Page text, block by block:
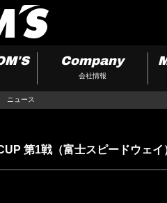
Company
会社情報
ニュース
第1戦（富士スピードウェ